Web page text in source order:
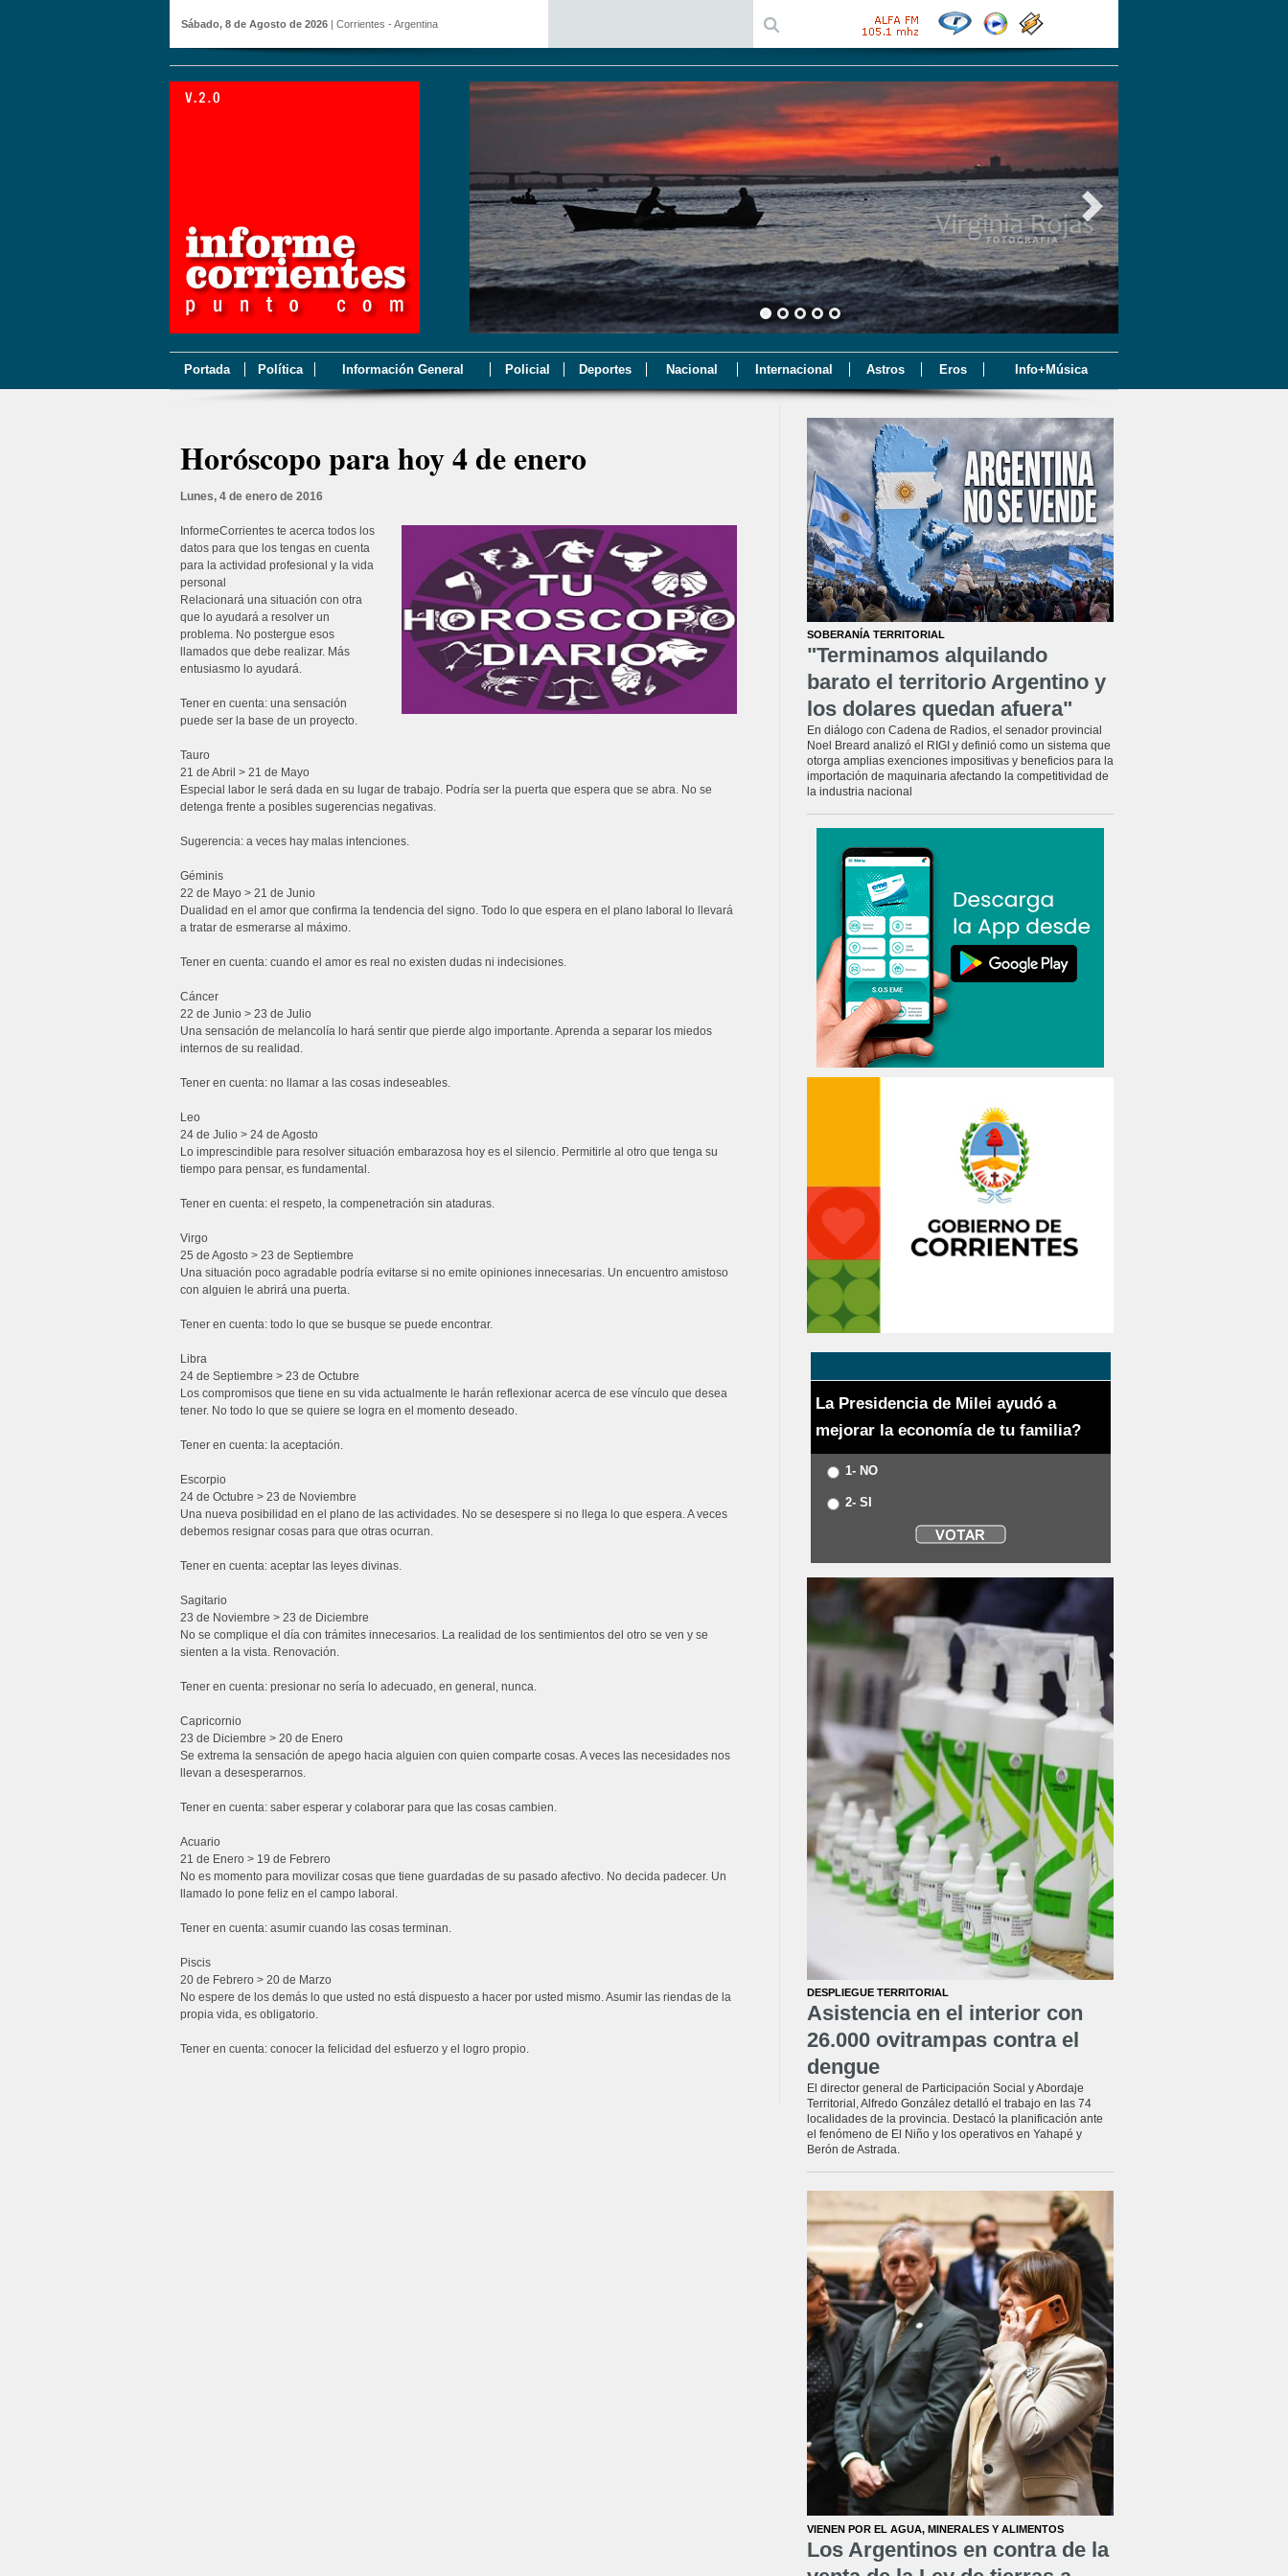
Sábado, 8 de Agosto de 2026 | Corrientes - Argentina
Portada Política Información General Policial Deportes Nacional Internacional Astros Eros Info+Música
Horóscopo para hoy 4 de enero
Lunes, 4 de enero de 2016
InformeCorrientes te acerca todos los
datos para que los tengas en cuenta
para la actividad profesional y la vida
personal
Relacionará una situación con otra
que lo ayudará a resolver un
problema. No postergue esos
llamados que debe realizar. Más
entusiasmo lo ayudará.
Tener en cuenta: una sensación
puede ser la base de un proyecto.
Tauro
21 de Abril > 21 de Mayo
Especial labor le será dada en su lugar de trabajo. Podría ser la puerta que espera que se abra. No se
detenga frente a posibles sugerencias negativas.
Sugerencia: a veces hay malas intenciones.
Géminis
22 de Mayo > 21 de Junio
Dualidad en el amor que confirma la tendencia del signo. Todo lo que espera en el plano laboral lo llevará
a tratar de esmerarse al máximo.
Tener en cuenta: cuando el amor es real no existen dudas ni indecisiones.
Cáncer
22 de Junio > 23 de Julio
Una sensación de melancolía lo hará sentir que pierde algo importante. Aprenda a separar los miedos
internos de su realidad.
Tener en cuenta: no llamar a las cosas indeseables.
Leo
24 de Julio > 24 de Agosto
Lo imprescindible para resolver situación embarazosa hoy es el silencio. Permitirle al otro que tenga su
tiempo para pensar, es fundamental.
Tener en cuenta: el respeto, la compenetración sin ataduras.
Virgo
25 de Agosto > 23 de Septiembre
Una situación poco agradable podría evitarse si no emite opiniones innecesarias. Un encuentro amistoso
con alguien le abrirá una puerta.
Tener en cuenta: todo lo que se busque se puede encontrar.
Libra
24 de Septiembre > 23 de Octubre
Los compromisos que tiene en su vida actualmente le harán reflexionar acerca de ese vínculo que desea
tener. No todo lo que se quiere se logra en el momento deseado.
Tener en cuenta: la aceptación.
Escorpio
24 de Octubre > 23 de Noviembre
Una nueva posibilidad en el plano de las actividades. No se desespere si no llega lo que espera. A veces
debemos resignar cosas para que otras ocurran.
Tener en cuenta: aceptar las leyes divinas.
Sagitario
23 de Noviembre > 23 de Diciembre
No se complique el día con trámites innecesarios. La realidad de los sentimientos del otro se ven y se
sienten a la vista. Renovación.
Tener en cuenta: presionar no sería lo adecuado, en general, nunca.
Capricornio
23 de Diciembre > 20 de Enero
Se extrema la sensación de apego hacia alguien con quien comparte cosas. A veces las necesidades nos
llevan a desesperarnos.
Tener en cuenta: saber esperar y colaborar para que las cosas cambien.
Acuario
21 de Enero > 19 de Febrero
No es momento para movilizar cosas que tiene guardadas de su pasado afectivo. No decida padecer. Un
llamado lo pone feliz en el campo laboral.
Tener en cuenta: asumir cuando las cosas terminan.
Piscis
20 de Febrero > 20 de Marzo
No espere de los demás lo que usted no está dispuesto a hacer por usted mismo. Asumir las riendas de la
propia vida, es obligatorio.
Tener en cuenta: conocer la felicidad del esfuerzo y el logro propio.
SOBERANÍA TERRITORIAL
"Terminamos alquilando
barato el territorio Argentino y
los dolares quedan afuera"
En diálogo con Cadena de Radios, el senador provincial
Noel Breard analizó el RIGI y definió como un sistema que
otorga amplias exenciones impositivas y beneficios para la
importación de maquinaria afectando la competitividad de
la industria nacional
La Presidencia de Milei ayudó a
mejorar la economía de tu familia?
1- NO
2- SI
DESPLIEGUE TERRITORIAL
Asistencia en el interior con
26.000 ovitrampas contra el
dengue
El director general de Participación Social y Abordaje
Territorial, Alfredo González detalló el trabajo en las 74
localidades de la provincia. Destacó la planificación ante
el fenómeno de El Niño y los operativos en Yahapé y
Berón de Astrada.
VIENEN POR EL AGUA, MINERALES Y ALIMENTOS
Los Argentinos en contra de la